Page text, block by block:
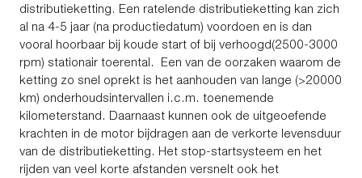
distributieketting. Een ratelende distributieketting kan zich
al na 4-5 jaar (na productiedatum) voordoen en is dan
vooral hoorbaar bij koude start of bij verhoogd(2500-3000
rpm) stationair toerental. Een van de oorzaken waarom de
ketting zo snel oprekt is het aanhouden van lange (>20000
km) onderhoudsintervallen i.c.m. toenemende
kilometerstand. Daarnaast kunnen ook de uitgeoefende
krachten in de motor bijdragen aan de verkorte levensduur
van de distributieketting. Het stop-startsysteem en het
rijden van veel korte afstanden versnelt ook het